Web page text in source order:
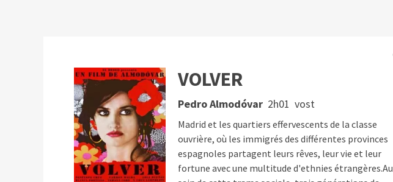
VOLVER
Pedro Almodóvar 2h01 vost
Madrid et les quartiers effervescents de la classe
ouvrière, où les immigrés des différentes provinces
espagnoles partagent leurs rêves, leur vie et leur
fortune avec une multitude d'ethnies étrangères.Au
Les séances des cinémas toulousains en un clic
Contact Soutenir